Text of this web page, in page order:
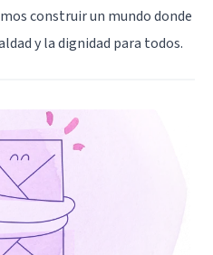
construir un mundo donde
y la dignidad para todos.